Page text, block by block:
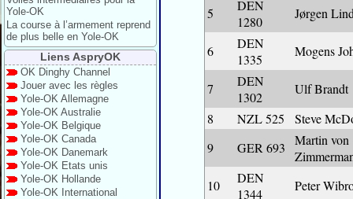
Yole-OK
La course à l’armement reprend
de plus belle en Yole-OK
Liens AspryOK
OK Dinghy Channel
Jouer avec les règles
Yole-OK Allemagne
Yole-OK Australie
Yole-OK Belgique
Yole-OK Canada
Yole-OK Danemark
Yole-OK Etats unis
Yole-OK Hollande
Yole-OK International
5
DEN
1280
Jørgen
6
DEN
1335
Mogens
7
DEN
1302
Ulf Brandt
8
NZL 525
Steve
9
GER 693
Martin von
10
DEN
1344
Peter